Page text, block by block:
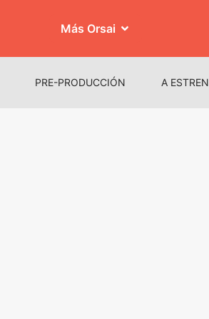
Más Orsai
PRE-PRODUCCIÓN A